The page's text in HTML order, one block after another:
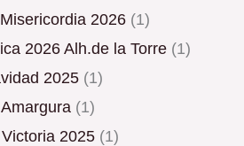
Misericordia 2026 (1)
2026 Alh.de la Torre (1)
2025 (1)
Amargura (1)
Victoria 2025 (1)